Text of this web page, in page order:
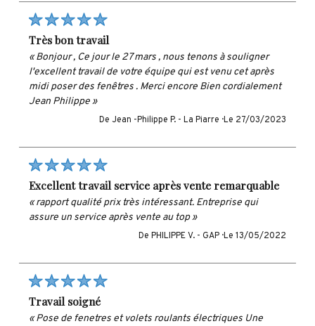
très bon travail
« Bonjour , Ce jour le 27 mars , nous tenons à souligner
l'excellent travail de votre équipe qui est venu cet après
midi poser des fenêtres . Merci encore Bien cordialement
Jean Philippe »
De Jean -Philippe P. - La Piarre ·Le 27/03/2023
excellent travail service après vente remarquable
« rapport qualité prix très intéressant. Entreprise qui
assure un service après vente au top »
De PHILIPPE V. - GAP ·Le 13/05/2022
travail soigné
« Pose de fenetres et volets roulants électriques Une